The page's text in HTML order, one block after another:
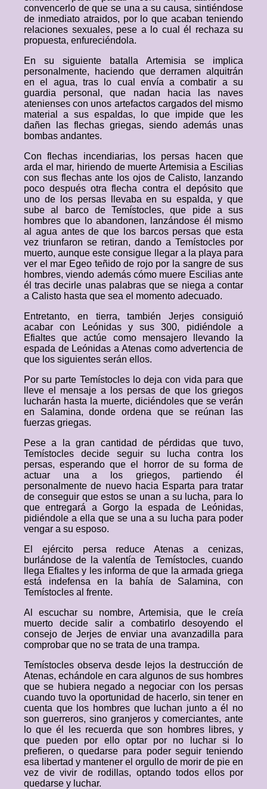
convencerlo de que se una a su causa, sintiéndose
de inmediato atraidos, por lo que acaban teniendo
relaciones sexuales, pese a lo cual él rechaza su
propuesta, enfureciéndola.
En su siguiente batalla Artemisia se implica
personalmente, haciendo que derramen alquitrán
en el agua, tras lo cual envía a combatir a su
guardia personal, que nadan hacia las naves
atenienses con unos artefactos cargados del mismo
material a sus espaldas, lo que impide que les
dañen las flechas griegas, siendo además unas
bombas andantes.
Con flechas incendiarias, los persas hacen que
arda el mar, hiriendo de muerte Artemisia a Escilias
con sus flechas ante los ojos de Calisto, lanzando
poco después otra flecha contra el depósito que
uno de los persas llevaba en su espalda, y que
sube al barco de Temístocles, que pide a sus
hombres que lo abandonen, lanzándose él mismo
al agua antes de que los barcos persas que esta
vez triunfaron se retiran, dando a Temístocles por
muerto, aunque este consigue llegar a la playa para
ver el mar Egeo teñido de rojo por la sangre de sus
hombres, viendo además cómo muere Escilias ante
él tras decirle unas palabras que se niega a contar
a Calisto hasta que sea el momento adecuado.
Entretanto, en tierra, también Jerjes consiguió
acabar con Leónidas y sus 300, pidiéndole a
Efialtes que actúe como mensajero llevando la
espada de Leónidas a Atenas como advertencia de
que los siguientes serán ellos.
Por su parte Temístocles lo deja con vida para que
lleve el mensaje a los persas de que los griegos
lucharán hasta la muerte, diciéndoles que se verán
en Salamina, donde ordena que se reúnan las
fuerzas griegas.
Pese a la gran cantidad de pérdidas que tuvo,
Temístocles decide seguir su lucha contra los
persas, esperando que el horror de su forma de
actuar una a los griegos, partiendo él
personalmente de nuevo hacia Esparta para tratar
de conseguir que estos se unan a su lucha, para lo
que entregará a Gorgo la espada de Leónidas,
pidiéndole a ella que se una a su lucha para poder
vengar a su esposo.
El ejército persa reduce Atenas a cenizas,
burlándose de la valentía de Temístocles, cuando
llega Efialtes y les informa de que la armada griega
está indefensa en la bahía de Salamina, con
Temístocles al frente.
Al escuchar su nombre, Artemisia, que le creía
muerto decide salir a combatirlo desoyendo el
consejo de Jerjes de enviar una avanzadilla para
comprobar que no se trata de una trampa.
Temístocles observa desde lejos la destrucción de
Atenas, echándole en cara algunos de sus hombres
que se hubiera negado a negociar con los persas
cuando tuvo la oportunidad de hacerlo, sin tener en
cuenta que los hombres que luchan junto a él no
son guerreros, sino granjeros y comerciantes, ante
lo que él les recuerda que son hombres libres, y
que pueden por ello optar por no luchar si lo
prefieren, o quedarse para poder seguir teniendo
esa libertad y mantener el orgullo de morir de pie en
vez de vivir de rodillas, optando todos ellos por
quedarse y luchar.